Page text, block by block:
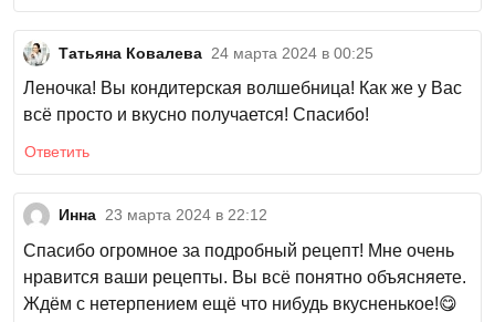
Татьяна Ковалева 24 марта 2024 в 00:25
Леночка! Вы кондитерская волшебница! Как же у Вас
всё просто и вкусно получается! Спасибо!
Ответить
Инна 23 марта 2024 в 22:12
Спасибо огромное за подробный рецепт! Мне очень
нравится ваши рецепты. Вы всё понятно объясняете.
Ждём с нетерпением ещё что нибудь вкусненькое!😋